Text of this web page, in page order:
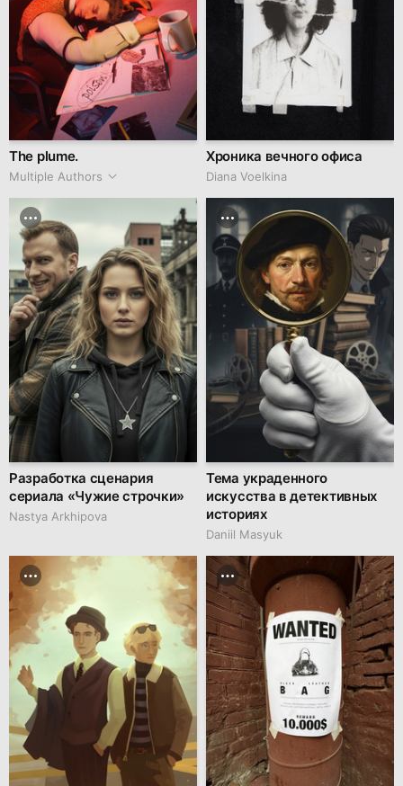
The plume.
Multiple Authors
Хроника вечного офиса
Diana Voelkina
Разработка сценария
сериала «Чужие строчки»
Nastya Arkhipova
Тема украденного
искусства в детективных
историях
Daniil Masyuk